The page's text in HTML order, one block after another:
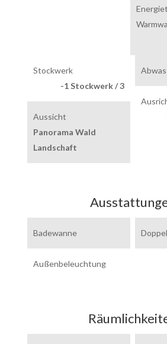
Stockwerk
-1 Stockwerk / 3
Aussicht
Panorama Wald
Landschaft
Badewanne
Außenbeleuchtung